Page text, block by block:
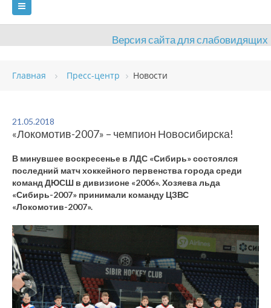
Версия сайта для слабовидящих
ГЛАВНАЯ
ВИДЫ СПОРТА
ОЦЕНКА КАЧЕСТВА ОБРАЗОВАНИЯ ВАКАНСИИ
ПЛАТНЫЕ УСЛУГИ КОНТАКТЫ
Главная Пресс-центр Новости
21.05.2018
«Локомотив-2007» – чемпион Новосибирска!
В минувшее воскресенье в ЛДС «Сибирь» состоялся
последний матч хоккейного первенства города среди
команд ДЮСШ в дивизионе «2006». Хозяева льда
«Сибирь-2007» принимали команду ЦЗВС
«Локомотив-2007».